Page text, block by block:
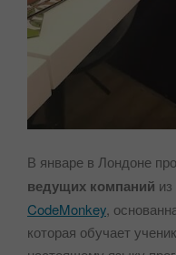
В январе в Лондоне
ведущих компаний
CodeMonkey,
которая обучает